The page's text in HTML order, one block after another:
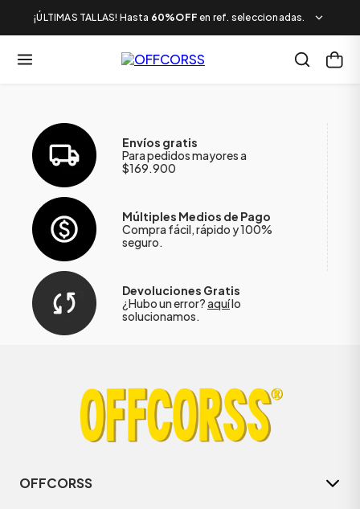
¡ÚLTIMAS TALLAS! Hasta 60%OFF en ref. seleccionadas.
Envíos gratis
Para pedidos mayores a
$169.900
Múltiples Medios de Pago
Compra fácil, rápido y 100%
seguro.
Devoluciones Gratis
¿Hubo un error?aquílo
solucionamos.
OFFCORSS